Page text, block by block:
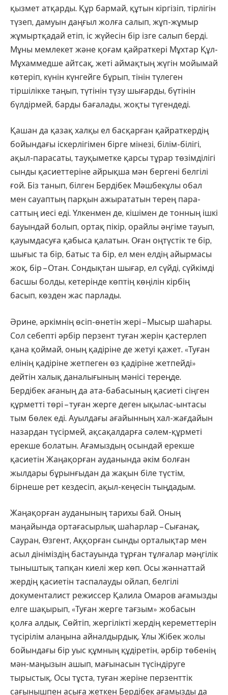
қызмет атқарды. Құр бармай, құтын кіргізіп, тірлігін
түзеп, дамуын даңғыл жолға салып, жұп-жұмыр
жұмыртқадай етіп, іс жүйесін бір ізге салып берді.
Мұны мемлекет және қоғам қайраткері Мұхтар Құл-
Мұхаммедше айтсақ, жеті аймақтың жүгін мойымай
көтеріп, күнін күнгейге бұрып, тінін түлеген
тіршілікке таңып, түтінін түзу шығарды, бүтінін
бүлдірмей, барды бағалады, жоқты түгендеді.
Қашан да қазақ халқы ел бас­қарған қайраткердің
бойындағы іскерлігімен бірге мінезі, білім-білігі,
ақыл-парасаты, тауқыметке қарсы тұрар төзімділігі
сынды қа­сиеттеріне айрықша мән бергені бел­гілі
ғой. Біз танып, білген Бер­ді­бек Мәшбекұлы обал
мен сауаптың парқын ажырататын терең пара­
саттың иесі еді. Үлкенмен де, кіші­мен де тонның ішкі
бауындай бо­лып, ортақ пікір, орайлы әңгіме тауып,
қауымдасуға қабыса қала­тын. Оған оңтүстік те бір,
шығыс та бір, батыс та бір, ел мен елдің айыр­масы
жоқ, бір – Отан. Сондықтан шығар, ел сүйді, сүйкімді
басшы болды, кетерінде көптің көңілін кір­бің
басып, көзден жас парлады.
Әрине, әркімнің өсіп-өнетін жері – Мысыр шаһары.
Сол себепті әрбір перзент туған жерін қастерлеп
қана қоймай, оның қадіріне де жетуі қажет. «Туған
елінің қадіріне жет­пеген өз қадіріне жетпейді»
дейтін халық даналығының мәнісі тереңде.
Бердібек ағаның да ата-бабасының қасиеті сіңген
құрметті төрі – туған жерге деген ықылас-ынтасы
тым бөлек еді. Ауылдағы ағайынның хал-жағдайын
назардан түсірмей, ақсақалдарға сәлем-құрметі
ерекше болатын. Ағамыздың осындай ерек­ше
қасиетін Жаңақорған ауданында әкім болған
жылдары бұрынғыдан да жақын біле түстім,
бірнеше рет кездесіп, ақыл-кеңесін тыңдадым.
Жаңақорған ауданының тарихы бай. Оның
маңайында ортаға­сыр­лық шаһарлар – Сығанақ,
Сауран, Өзгент, Аққорған сынды орталықтар мен
асыл дініміздің бастауында тұрған тұлғалар мәңгілік
тыныштық тапқан киелі жер көп. Осы жәннат­тай
жердің қасиетін таспалауды ойлап, белгілі
документалист ре­жиссер Қалила Омаров ағамызды
елге шақырып, «Туған жерге тағ­зым» жобасын
қолға алдық. Сөйтіп, жергілікті жердің кереметтерін
түсірілім алаңына айналдырдық. Ұлы Жібек жолы
бойындағы бір уыс құмның құдіретін, әрбір төбенің
мән-маңызын ашып, мағынасын түсіндіруге
тырыстық. Осы тұста, туған жеріне перзенттік
сағыныш­пен асыға жеткен Бердібек ағамыз­ды да